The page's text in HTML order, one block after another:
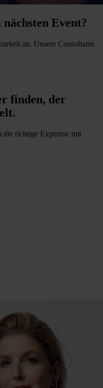
Event?
an. Unsere Consultants
finden, der
die richtige Expertise mit